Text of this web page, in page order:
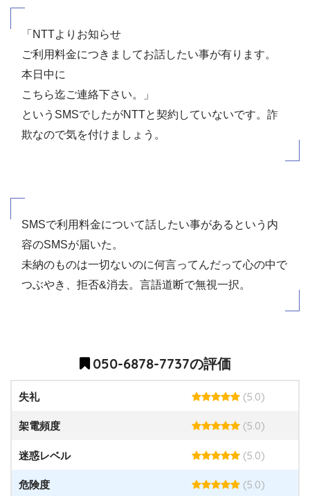
「NTTよりお知らせ
ご利用料金につきましてお話したい事が有ります。
本日中に
こちら迄ご連絡下さい。」
というSMSでしたがNTTと契約していないです。詐
欺なので気を付けましょう。
SMSで利用料金について話したい事があるという内
容のSMSが届いた。
未納のものは一切ないのに何言ってんだって心の中で
つぶやき、拒否&消去。言語道断で無視一択。
050-6878-7737の評価
失礼 (5.0)
架電頻度 (5.0)
迷惑レベル (5.0)
危険度 (5.0)